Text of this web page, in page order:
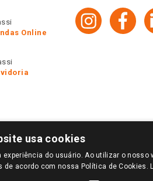
Online
SOMENTE APÓS O LOGIN, OS
REALIZADAS NO GIASSI.COM.BR E NA LOJA
usa cookies
experiência do usuário. Ao utilizar o nosso
acordo com nossa Política de Cookies.